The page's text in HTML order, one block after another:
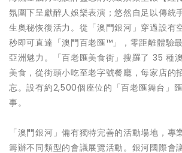
氛圍下呈獻醉人娛樂表演；悠然自足以傳統
生奧秘恢復活力。從「澳門銀河」穿過設有
秒即可直達「澳門百老匯™」，零距離體驗
亞洲魅力。「百老匯美食街」搜羅了 35 種
美食，從街頭小吃至老字號餐廳，每家店的
忘。設有約2,500個座位的「百老匯舞台」
事。
「澳門銀河」備有獨特完善的活動場地，專
籌辦不同類型的會議展覽活動。銀河國際會